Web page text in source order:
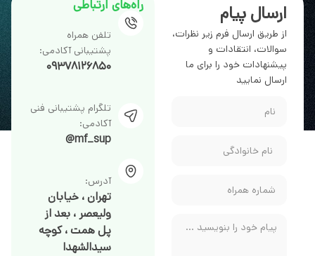
ارسال پیام
از طریق ارسال فرم زیر نظرات،
سوالات، انتقادات و
پیشنهادات خود را برای ما
ارسال نمایید
راه‌های ارتباطی
تلفن همراه
پشتیبانی آکادمی:
۰۹۳۷۸۱۲۶۸۵۰
تلگرام پشتیبانی فنی
آکادمی:
mf_sup@
آدرس:
تهران ، خیابان
ولیعصر ، بعد از
پل همت ، کوچه
سیدالشهدا